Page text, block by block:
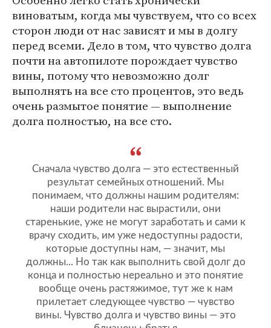
виноватым, когда мы чувствуем, что со всех
сторон люди от нас зависят и мы в долгу
перед всеми. Дело в том, что чувство долга
почти на автопилоте порождает чувство
вины, потому что невозможно долг
выполнять на все сто процентов, это ведь
очень размытое понятие — выполнение
долга полностью, на все сто.
Сначала чувство долга — это естественный
результат семейных отношений. Мы
понимаем, что должны нашим родителям:
наши родители нас вырастили, они
старенькие, уже не могут заработать и сами к
врачу сходить, им уже недоступны радости,
которые доступны нам, — значит, мы
должны... Но так как выполнить свой долг до
конца и полностью нереально и это понятие
вообще очень растяжимое, тут же к нам
прилетает следующее чувство — чувство
вины. Чувство долга и чувство вины — это